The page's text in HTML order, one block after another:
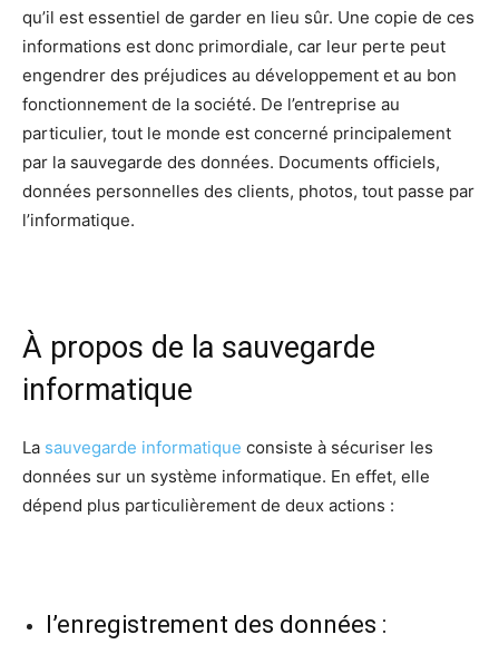
qu’il est essentiel de garder en lieu sûr. Une copie de ces
informations est donc primordiale, car leur perte peut
engendrer des préjudices au développement et au bon
fonctionnement de la société. De l’entreprise au
particulier, tout le monde est concerné principalement
par la sauvegarde des données. Documents officiels,
données personnelles des clients, photos, tout passe par
l’informatique.
À propos de la sauvegarde
informatique
La sauvegarde informatique consiste à sécuriser les
données sur un système informatique. En effet, elle
dépend plus particulièrement de deux actions :
l’enregistrement des données :